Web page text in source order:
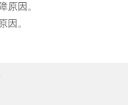
原因。
因。